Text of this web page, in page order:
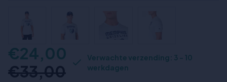
€24,00
€33,00
Verwachte verzending: 3 - 10
werkdagen